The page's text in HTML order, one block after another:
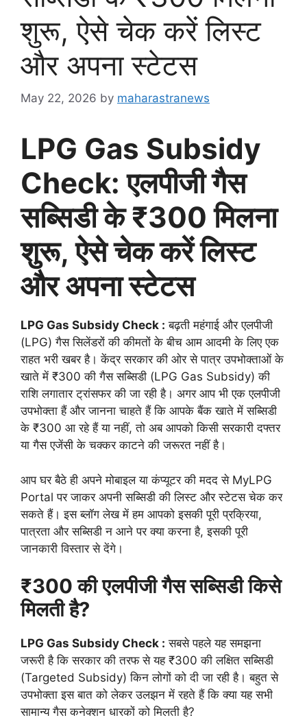
शुरू, ऐसे चेक करें लिस्ट
और अपना स्टेटस
May 22, 2026 by maharastranews
LPG Gas Subsidy
Check: एलपीजी गैस
सब्सिडी के ₹300 मिलना
शुरू, ऐसे चेक करें लिस्ट
और अपना स्टेटस
LPG Gas Subsidy Check : बढ़ती महंगाई और एलपीजी
(LPG) गैस सिलेंडरों की कीमतों के बीच आम आदमी के लिए एक
राहत भरी खबर है। केंद्र सरकार की ओर से पात्र उपभोक्ताओं के
खाते में ₹300 की गैस सब्सिडी (LPG Gas Subsidy) की
राशि लगातार ट्रांसफर की जा रही है। अगर आप भी एक एलपीजी
उपभोक्ता हैं और जानना चाहते हैं कि आपके बैंक खाते में सब्सिडी
के ₹300 आ रहे हैं या नहीं, तो अब आपको किसी सरकारी दफ्तर
या गैस एजेंसी के चक्कर काटने की जरूरत नहीं है।
आप घर बैठे ही अपने मोबाइल या कंप्यूटर की मदद से MyLPG
Portal पर जाकर अपनी सब्सिडी की लिस्ट और स्टेटस चेक कर
सकते हैं। इस ब्लॉग लेख में हम आपको इसकी पूरी प्रक्रिया,
पात्रता और सब्सिडी न आने पर क्या करना है, इसकी पूरी
जानकारी विस्तार से देंगे।
₹300 की एलपीजी गैस सब्सिडी किसे
मिलती है?
LPG Gas Subsidy Check : सबसे पहले यह समझना
जरूरी है कि सरकार की तरफ से यह ₹300 की लक्षित सब्सिडी
(Targeted Subsidy) किन लोगों को दी जा रही है। बहुत से
उपभोक्ता इस बात को लेकर उलझन में रहते हैं कि क्या यह सभी
सामान्य गैस कनेक्शन धारकों को मिलती है?